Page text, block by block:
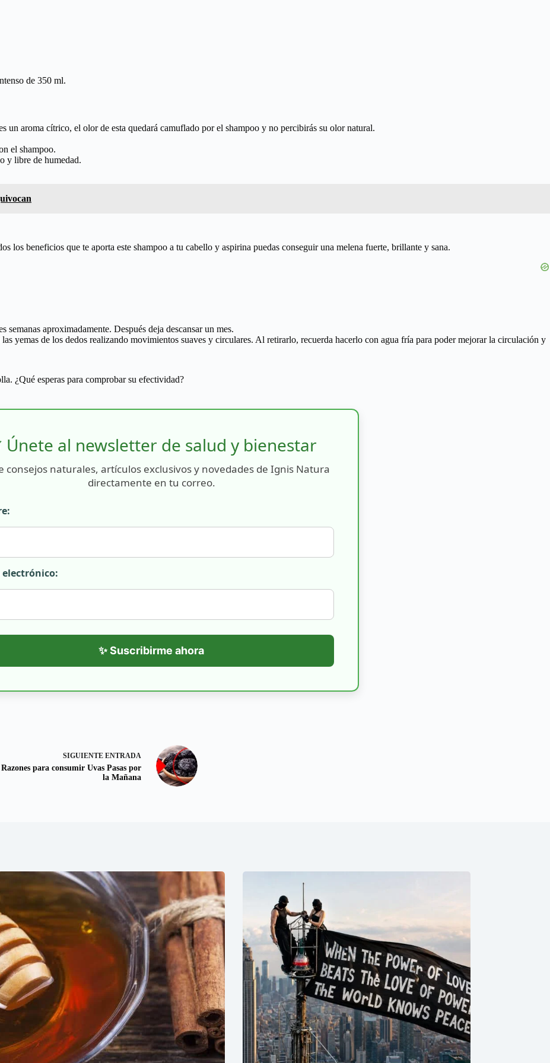
de 350 ml.
un aroma cítrico, el olor de esta quedará camuflado por el shampoo y no percibirás su olor natural.
el shampoo.
y libre de humedad.
los beneficios que te aporta este shampoo a tu cabello y aspirina puedas conseguir una melena fuerte, brillante y sana.
aproximadamente. Después deja descansar un mes.
yemas de los dedos realizando movimientos suaves y circulares. Al retirarlo, recuerda hacerlo con agua fría para poder mejorar la circulación y
¿Qué esperas para comprobar su efectividad?
Únete al newsletter de salud y bienestar
consejos naturales, artículos exclusivos y novedades de Ignis Natura
directamente en tu correo.
electrónico:
✨ Suscribirme ahora
SIGUIENTE ENTRADA
Razones para consumir Uvas Pasas por
la Mañana